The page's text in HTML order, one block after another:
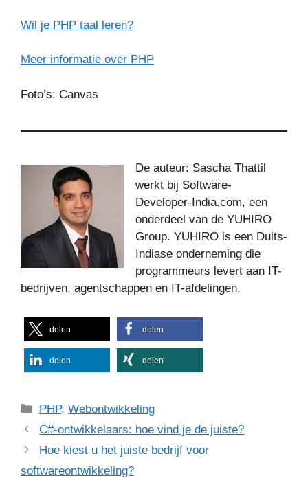
Wil je PHP taal leren?
Meer informatie over PHP
Foto’s: Canvas
De auteur: Sascha Thattil
werkt bij Software-
Developer-India.com, een
onderdeel van de YUHIRO
Group. YUHIRO is een Duits-
Indiase onderneming die
programmeurs levert aan IT-
bedrijven, agentschappen en IT-afdelingen.
delen delen
delen delen
Categorieën
PHP,Webontwikkeling
C#-ontwikkelaars: hoe vind je de juiste?
Hoe kiest u het juiste bedrijf voor
softwareontwikkeling?